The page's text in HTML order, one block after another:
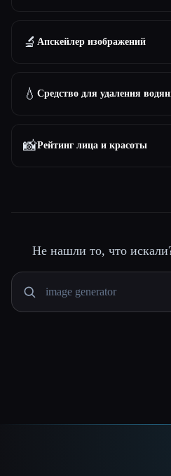
🔬 Апскейлер изображений
💧 Средство для удаления
📸Рейтинг лица и красоты
Не нашли то, что